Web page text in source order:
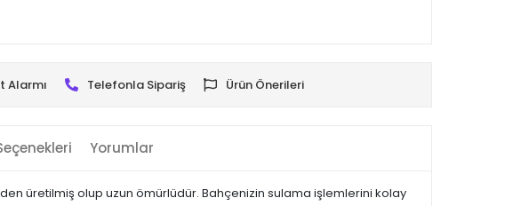
Alarmı Telefonla Sipariş Ürün Önerileri
Yorumlar
üretilmiş olup uzun ömürlüdür. Bahçenizin sulama işlemlerini kolay